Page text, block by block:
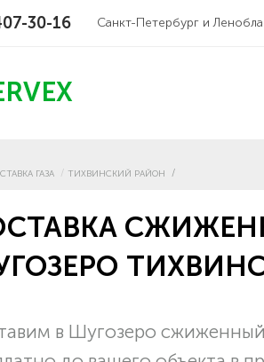
30-16 Санкт-Петербург и
ГАЗА ТИХВИНСКИЙ РАЙОН
в Шугозеро